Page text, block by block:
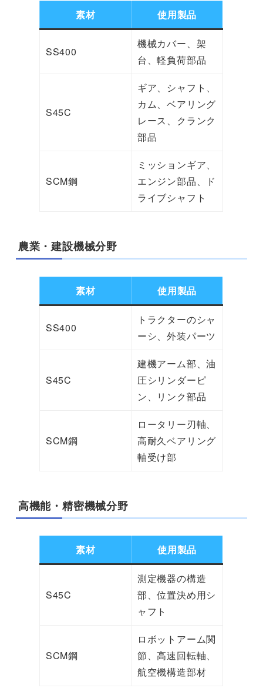
素材 使用製品
SS400
機械カバー、架
台、軽負荷部品
S45C
ギア、シャフト、
カム、ベアリング
レース、クランク
部品
SCM鋼
ミッションギア、
エンジン部品、ド
ライブシャフト
農業・建設機械分野
素材 使用製品
SS400
トラクターのシャ
ーシ、外装パーツ
S45C
建機アーム部、油
圧シリンダーピ
ン、リンク部品
SCM鋼
ロータリー刃軸、
高耐久ベアリング
軸受け部
高機能・精密機械分野
素材 使用製品
S45C
測定機器の構造
部、位置決め用シ
ャフト
SCM鋼
ロボットアーム関
節、高速回転軸、
航空機構造部材